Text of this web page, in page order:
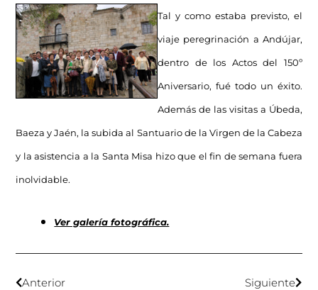
Tal y como estaba previsto, el
viaje peregrinación a Andújar,
dentro de los Actos del 150º
Aniversario, fué todo un éxito.
Además de las visitas a Úbeda,
Baeza y Jaén, la subida al Santuario de la Virgen de la Cabeza
y la asistencia a la Santa Misa hizo que el fin de semana fuera
inolvidable.
Ver galería fotográfica.
Anterior Siguiente